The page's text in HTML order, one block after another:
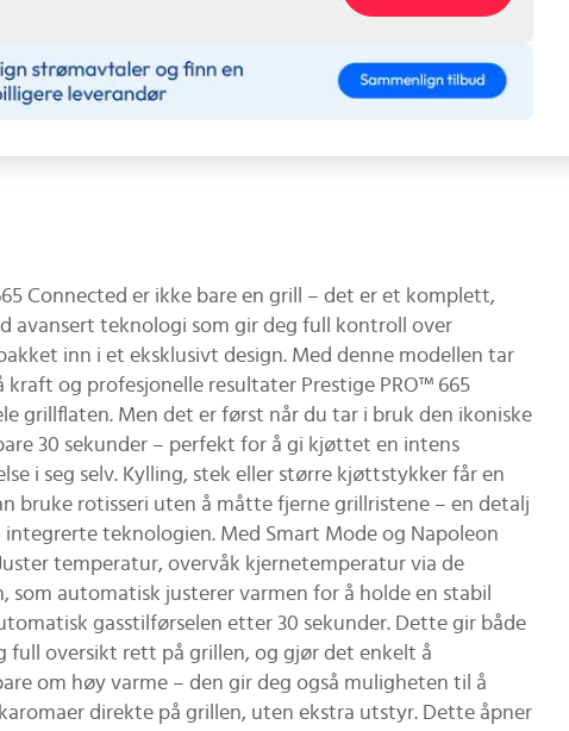
Connected er ikke bare en grill – det er et komplett,
avansert teknologi som gir deg full kontroll over
inn i et eksklusivt design. Med denne modellen tar
og profesjonelle resultater Prestige PRO™ 665
grillflaten. Men det er først når du tar i bruk den ikoniske
30 sekunder – perfekt for å gi kjøttet en intens
i seg selv. Kylling, stek eller større kjøttstykker får en
bruke rotisseri uten å måtte fjerne grillristene – en detalj
teknologien. Med Smart Mode og Napoleon
temperatur, overvåk kjernetemperatur via de
automatisk justerer varmen for å holde en stabil
gasstilførselen etter 30 sekunder. Dette gir både
full oversikt rett på grillen, og gjør det enkelt å
om høy varme – den gir deg også muligheten til å
direkte på grillen, uten ekstra utstyr. Dette åpner